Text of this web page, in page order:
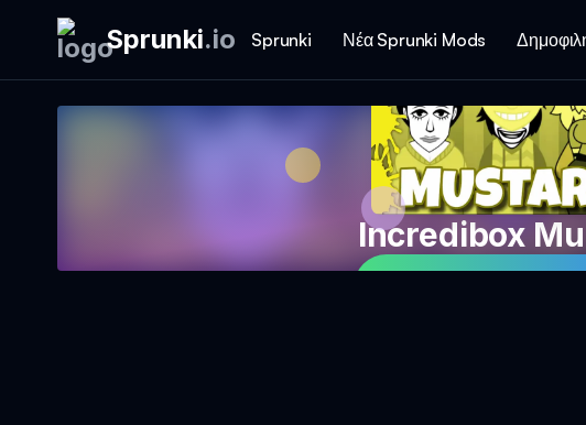
Sprunki.io Sprunki Νέα Sprunki Mods
Incredibox